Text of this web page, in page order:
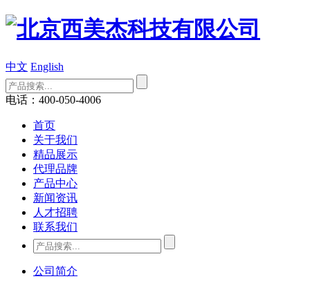
中文 English
电话：400-050-4006
首页
关于我们
精品展示
代理品牌
产品中心
新闻资讯
人才招聘
联系我们
公司简介